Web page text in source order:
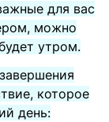
для вас
можно
утром.
которое
день: